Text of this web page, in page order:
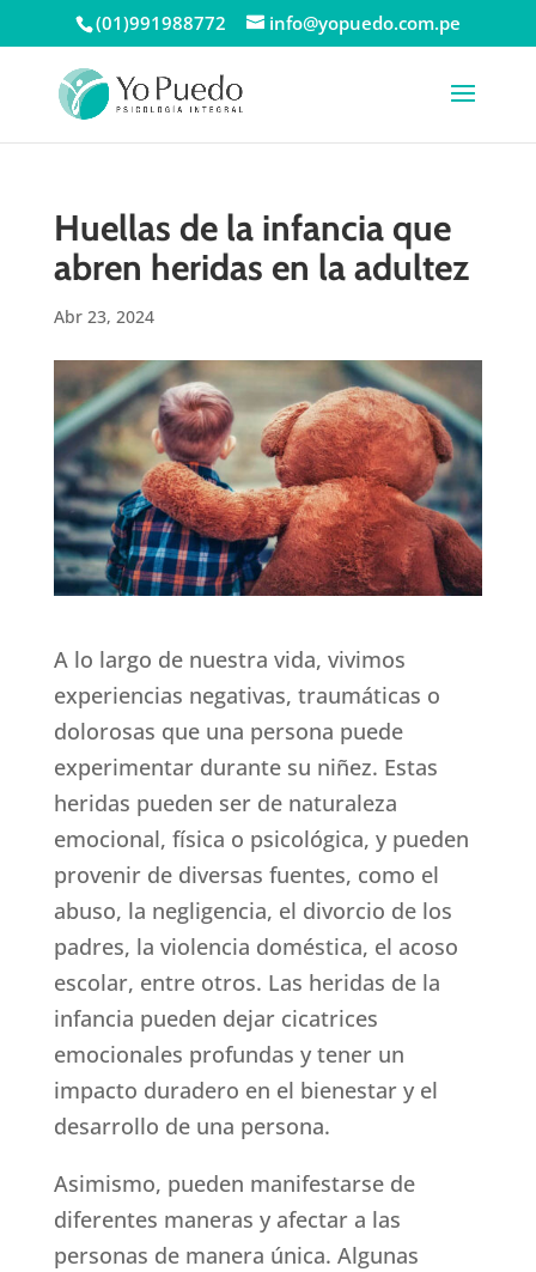
(01)991988772 info@yopuedo.com.pe
Huellas de la infancia que
abren heridas en la adultez
Abr 23, 2024
A lo largo de nuestra vida, vivimos
experiencias negativas, traumáticas o
dolorosas que una persona puede
experimentar durante su niñez. Estas
heridas pueden ser de naturaleza
emocional, física o psicológica, y pueden
provenir de diversas fuentes, como el
abuso, la negligencia, el divorcio de los
padres, la violencia doméstica, el acoso
escolar, entre otros. Las heridas de la
infancia pueden dejar cicatrices
emocionales profundas y tener un
impacto duradero en el bienestar y el
desarrollo de una persona.
Asimismo, pueden manifestarse de
diferentes maneras y afectar a las
personas de manera única. Algunas